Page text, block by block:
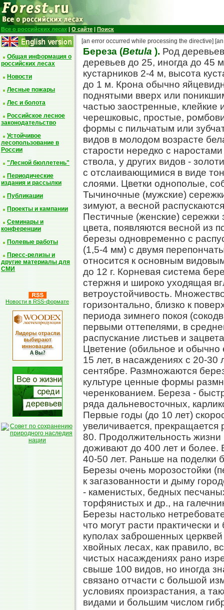
Все о российских лесах | О сайте | Поиск
Общая информация о
российских лесах
Новости
Лесные пожары
Лес и болота
Российское лесное
законодательство
Устойчивое
лесопользование в
России
"Лесной бюллетень"
Периодические
издания и рассылки
Публикации
Проекты и кампании
Семинары и
конференции
Полевые работы
Пресс-релизы и
другие материалы для
СМИ
Новости в RSS-формате
[an error occurred while processing the directive]
Береза (Betula ). Род
деревьев до 25, иногда до 45
кустарников 2-4 м, высота
до 1 м. Крона обычно
поднятыми вверх или
частью заостренные,
черешковыс, простые,
формы с пильчатым или
видов в молодом возрасте
старости нередко с
ствола, у других видов -
с отслаивающимися в виде
слоями. Цветки однополые,
Тычиночные (мужские)
зимуют, а весной
Пестичные (женские) сережки
цвета, появляются весной из
березы одновременно с
(1,5-4 мм) с двумя
относится к основным
до 12 г. Корневая система
стержня и широко уходящая
ветроустойчивость.
горизонтально, близко к
периода зимнего покоя
первыми оттепелями, в
распускание листьев и
Цветение (обильное и обычно
15 лет, в насаждениях с 20-
сентябре. Размножаются
культуре ценные формы
черенкованием. Береза -
ряда дальневосточных,
Первые годы (до 10 лет)
увеличивается, прекращается
80. Продолжительность
доживают до 400 лет и более.
40-50 лет. Раньше на поделки
Березы очень морозостойки
к загазованности и дыму
- каменистых, бедных
торфянистых и др., на
Березы настолько
что могут расти практически
куполах заброшенных
хвойных лесах, как правило,
чистых насаждениях рано
свыше 100 видов, но иногда
связано отчасти с большой
условиях произрастания, а
видами и большим числом